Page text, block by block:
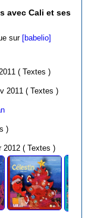
avec Cali et ses
sur [babelio]
/ Juin 2011 ( Textes )
/ Nov 2011 ( Textes )
)
/ Avr 2012 ( Textes )